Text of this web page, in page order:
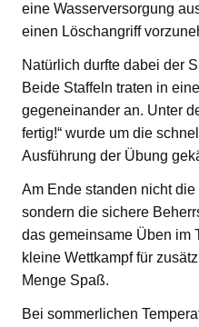
eine Wasserversorgung
einen Löschangriff
Natürlich durfte dabei der
Beide Staffeln traten in
gegeneinander an. Unter
fertig!“ wurde um die
Ausführung der Übung
Am Ende standen nicht
sondern die sichere
das gemeinsame Üben im
kleine Wettkampf für
Menge Spaß.
Bei sommerlichen